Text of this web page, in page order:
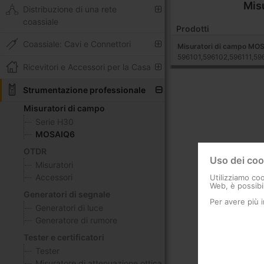
Distribuzione di una rete
coassiale
Coassiale: Cavi e Connettori
Ricevitori e Accessori per la Casa
Strumentazione professionale
Misuratori di campo
Serie H30
MOSAIQ6
OTDR
Misuratori
Accessori
Generatori di segnale
Generatori di luce
Generatore di rumore
Tester e certificatori
Tester
Prodotti
Misuratori di campo
Uso dei
Utilizziamo
Web, è
Per avere più